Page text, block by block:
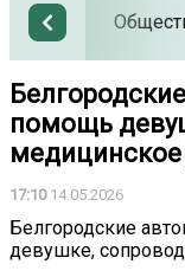
помощь
17:1014.05.2026
Белгородские
девушке,